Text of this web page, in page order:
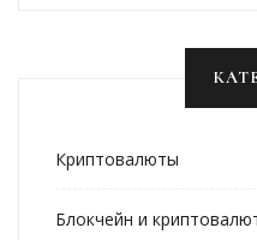
Криптовалюты
Блокчейн и